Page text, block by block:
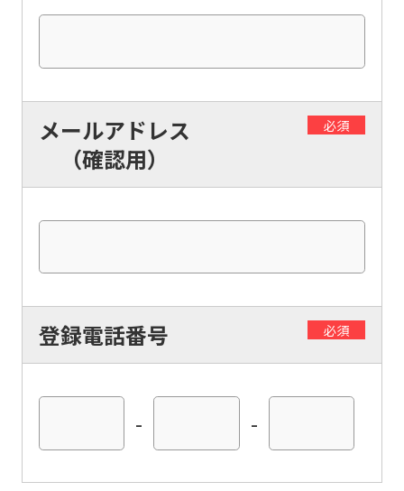
メールアドレス
（確認用）
必須
登録電話番号 必須
- -
automatically
into
English.
link
below
automatic
translation)
return
to
top
page.